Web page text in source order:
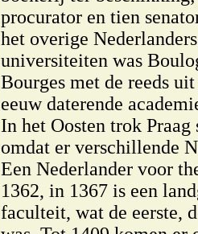
procurator en tien
het overige
universiteiten was
Bourges met de reeds
eeuw daterende
In het Oosten trok
omdat er verschillende
Een Nederlander voor
1362, in 1367 is een
faculteit, wat de eerste,